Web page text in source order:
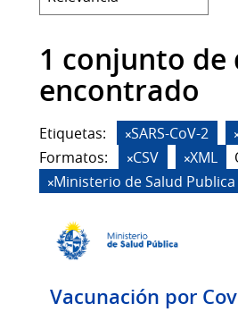
1 conjunto de
encontrado
Etiquetas: SARS-CoV-2
Formatos:
CSV XML
Ministerio de Salud Publica
Vacunación por